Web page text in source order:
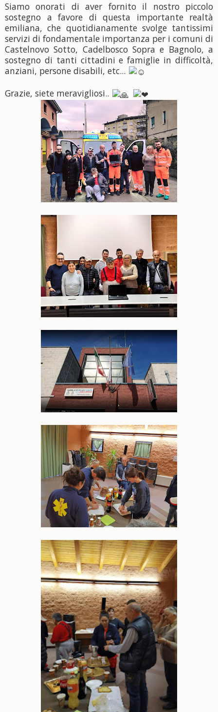
Siamo onorati di aver fornito il nostro piccolo
sostegno a favore di questa importante realtà
emiliana, che quotidianamente svolge tantissimi
servizi di fondamentale importanza per i comuni di
Castelnovo Sotto, Cadelbosco Sopra e Bagnolo, a
sostegno di tanti cittadini e famiglie in difficoltà,
anziani, persone disabili, etc...
Grazie, siete meravigliosi..